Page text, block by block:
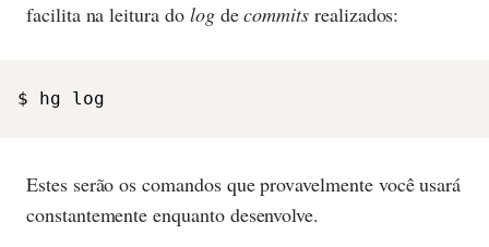
facilita na leitura do logdecommits realizados:
$ hg log
Estes serão os comandos que provavelmente você usará
constantemente enquanto desenvolve.